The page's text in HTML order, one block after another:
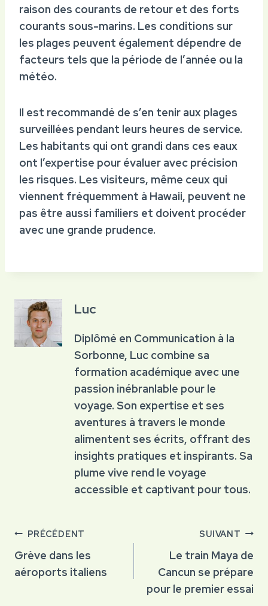
raison des courants de retour et des forts
courants sous-marins. Les conditions sur
les plages peuvent également dépendre de
facteurs tels que la période de l’année ou la
météo.
Il est recommandé de s’en tenir aux plages
surveillées pendant leurs heures de service.
Les habitants qui ont grandi dans ces eaux
ont l’expertise pour évaluer avec précision
les risques. Les visiteurs, même ceux qui
viennent fréquemment à Hawaii, peuvent ne
pas être aussi familiers et doivent procéder
avec une grande prudence.
Luc
Diplômé en Communication à la
Sorbonne, Luc combine sa
formation académique avec une
passion inébranlable pour le
voyage. Son expertise et ses
aventures à travers le monde
alimentent ses écrits, offrant des
insights pratiques et inspirants. Sa
plume vive rend le voyage
accessible et captivant pour tous.
Navigation
de
l’article
PRÉCÉDENT
Grève dans les
aéroports italiens
SUIVANT
Le train Maya de
Cancun se prépare
pour le premier essai